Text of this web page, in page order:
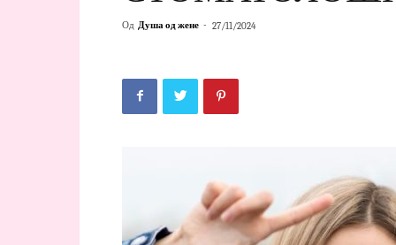
Од Душа од жене - 27/11/2024